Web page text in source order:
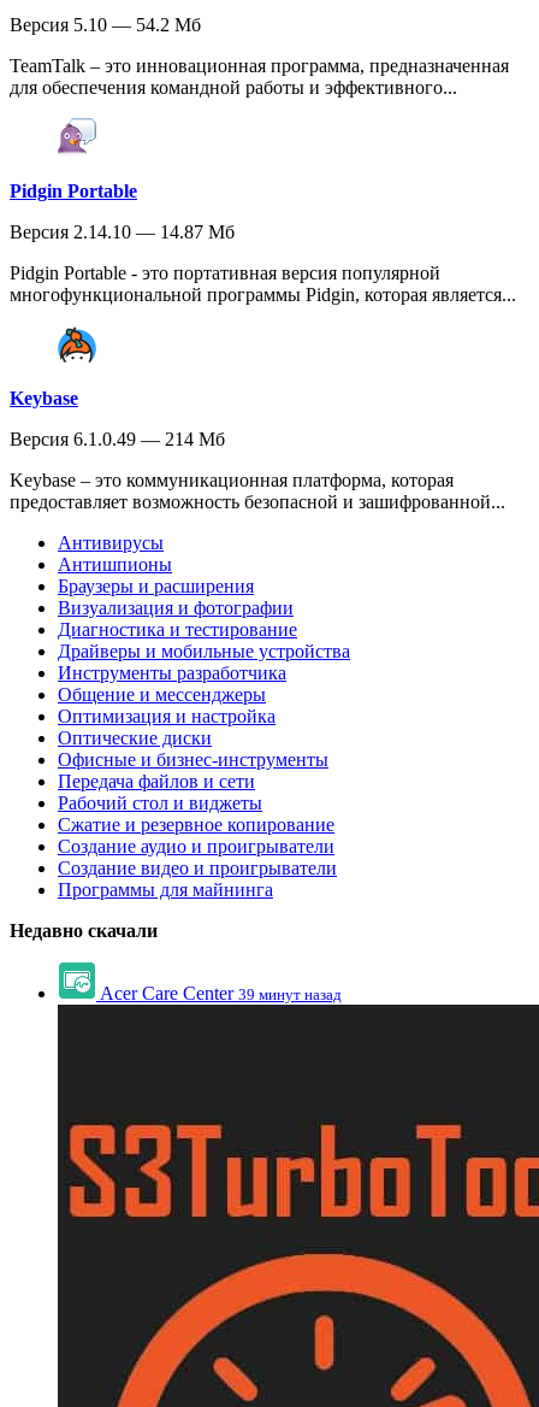
Версия 5.10 — 54.2 Мб
TeamTalk – это инновационная программа, предназначенная
для обеспечения командной работы и эффективного...
Pidgin Portable
Версия 2.14.10 — 14.87 Мб
Pidgin Portable - это портативная версия популярной
многофункциональной программы Pidgin, которая является...
Keybase
Версия 6.1.0.49 — 214 Мб
Keybase – это коммуникационная платформа, которая
предоставляет возможность безопасной и зашифрованной...
Антивирусы
Антишпионы
Браузеры и расширения
Визуализация и фотографии
Диагностика и тестирование
Драйверы и мобильные устройства
Инструменты разработчика
Общение и мессенджеры
Оптимизация и настройка
Оптические диски
Офисные и бизнес-инструменты
Передача файлов и сети
Рабочий стол и виджеты
Сжатие и резервное копирование
Создание аудио и проигрыватели
Создание видео и проигрыватели
Программы для майнинга
Недавно скачали
Acer Care Center 39 минут назад